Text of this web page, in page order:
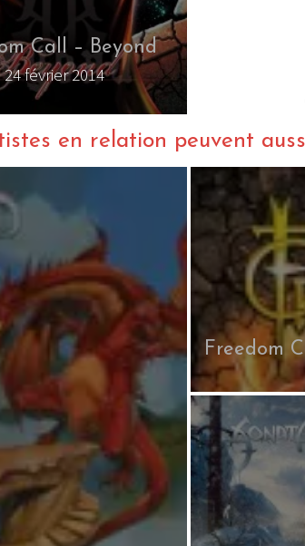
Sonata Arctica : nouvel
enregistrement de
l’album Ecliptica
By Xhantiax/ 22 août 2014
en relation peuvent
Freedom